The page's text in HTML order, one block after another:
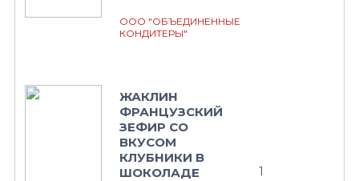
ООО "ОБЪЕДИНЕННЫЕ
КОНДИТЕРЫ"
ЖАКЛИН
ФРАНЦУЗСКИЙ
ЗЕФИР СО
ВКУСОМ
КЛУБНИКИ В
ШОКОЛАДЕ
1